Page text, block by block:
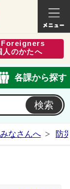
ホームページ
くらし
Foreigners
人のかたへ
各課から探す
なさんへ 防